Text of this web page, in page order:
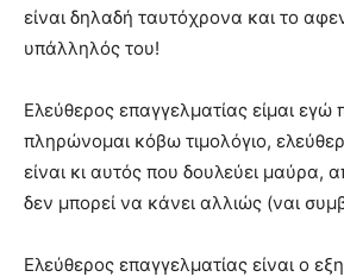
είναι δηλαδή ταυτόχρονα και το
υπάλληλός του!
Ελεύθερος επαγγελματίας είμαι εγώ
πληρώνομαι κόβω τιμολόγιο,
είναι κι αυτός που δουλεύει μαύρα,
δεν μπορεί να κάνει αλλιώς (ναι
Ελεύθερος επαγγελματίας είναι ο